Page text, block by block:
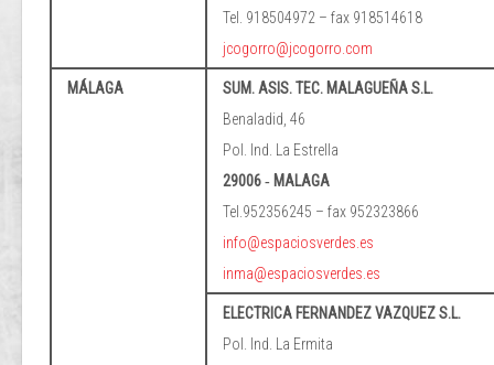
Tel. 918504972 – fax 918514618
jcogorro@jcogorro.com
MÁLAGA
SUM. ASIS. TEC. MALAGUEÑA S.L.
Benaladid, 46
Pol. Ind. La Estrella
29006 ‐ MALAGA
Tel.952356245 – fax 952323866
info@espaciosverdes.es
inma@espaciosverdes.es
ELECTRICA FERNANDEZ VAZQUEZ S.L.
Pol. Ind. La Ermita